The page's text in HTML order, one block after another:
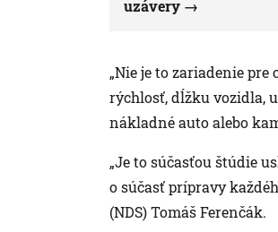
uzávery
„Nie je to zariadenie
rýchlosť, dĺžku vozidla,
nákladné auto alebo
„Je to súčasťou štúdie
o súčasť prípravy
(NDS) Tomáš Ferenčák.